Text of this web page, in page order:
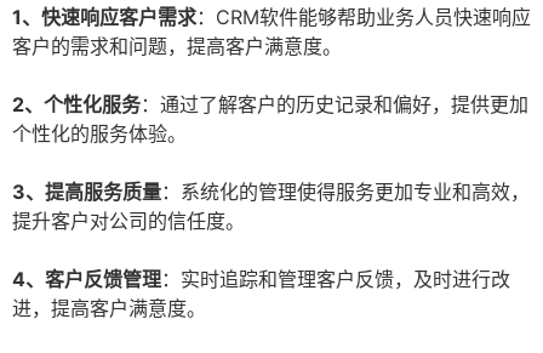
1、快速响应客户需求：CRM软件能够帮助业务人员快速响应
客户的需求和问题，提高客户满意度。
2、个性化服务：通过了解客户的历史记录和偏好，提供更加
个性化的服务体验。
3、提高服务质量：系统化的管理使得服务更加专业和高效，
提升客户对公司的信任度。
4、客户反馈管理：实时追踪和管理客户反馈，及时进行改
进，提高客户满意度。